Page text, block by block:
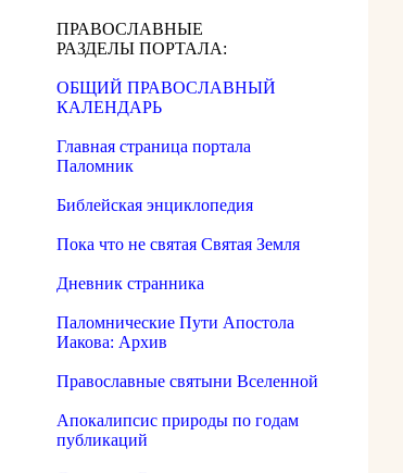
ПРАВОСЛАВНЫЕ
РАЗДЕЛЫ ПОРТАЛА:
ОБЩИЙ ПРАВОСЛАВНЫЙ
КАЛЕНДАРЬ
Главная страница портала
Паломник
Библейская энциклопедия
Пока что не святая Святая Земля
Дневник странника
Паломнические Пути Апостола
Иакова: Архив
Православные святыни Вселенной
Апокалипсис природы по годам
публикаций